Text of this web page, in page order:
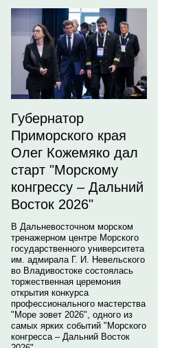
Губернатор
Приморского края
Олег Кожемяко дал
старт "Морскому
конгрессу – Дальний
Восток 2026"
В Дальневосточном морском
тренажерном центре Морского
государственного университета
им. адмирала Г. И. Невельского
во Владивостоке состоялась
торжественная церемония
открытия конкурса
профессионального мастерства
"Море зовет 2026", одного из
самых ярких событий "Морского
конгресса – Дальний Восток